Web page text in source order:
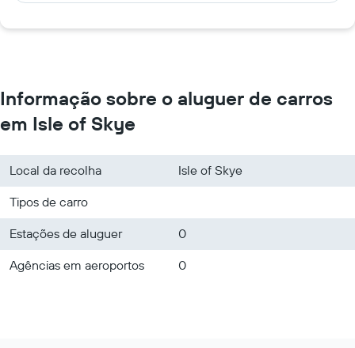
Informação sobre o aluguer de carros
em Isle of Skye
Local da recolha
Isle of Skye
Tipos de carro
Estações de aluguer
0
Agências em aeroportos
0